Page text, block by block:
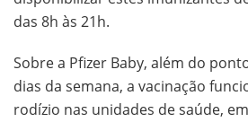
das 8h às 21h.
Sobre a Pfizer Baby, além do
dias da semana, a vacinação
rodízio nas unidades de saúde,